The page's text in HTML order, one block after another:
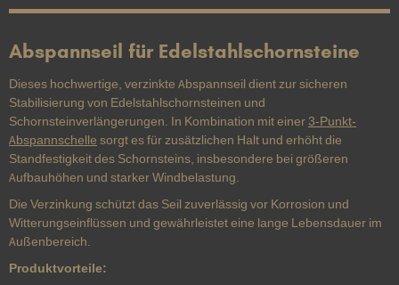
Abspannseil für Edelstahlschornsteine
Dieses hochwertige, verzinkte Abspannseil dient zur sicheren
Stabilisierung von Edelstahlschornsteinen und
Schornsteinverlängerungen. In Kombination mit einer3-Punkt-
Abspannschelle sorgt es für zusätzlichen Halt und erhöht die
Standfestigkeit des Schornsteins, insbesondere bei größeren
Aufbauhöhen und starker Windbelastung.
Die Verzinkung schützt das Seil zuverlässig vor Korrosion und
Witterungseinflüssen und gewährleistet eine lange Lebensdauer im
Außenbereich.
Produktvorteile: